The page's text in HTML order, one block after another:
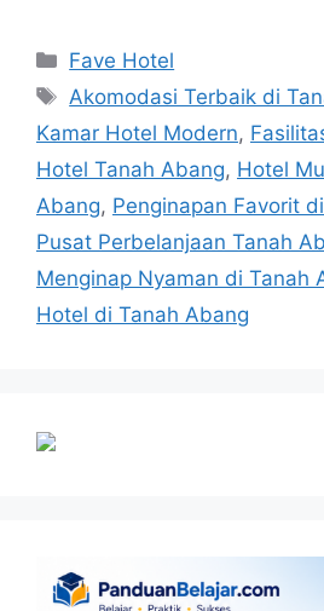
Categories
Fave Hotel
Tags
Akomodasi Terbaik di
Kamar Hotel Modern,
Hotel Tanah Abang, Hotel
Abang, Penginapan Favorit
Pusat Perbelanjaan Tanah
Menginap Nyaman di Tanah
Hotel di Tanah Abang